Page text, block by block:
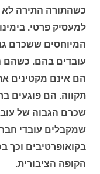
כשהתורה התירה לא
למעסיק פרטי.
המיוחסים ששכרם
עובדים בהם. כשהם
הם אינם מקטינים
תקווה. הם פוגעים
שכרם הגבוה של
שמקבלים עובדי
בקואופרטיבים וכך
הקופה הציבורית.